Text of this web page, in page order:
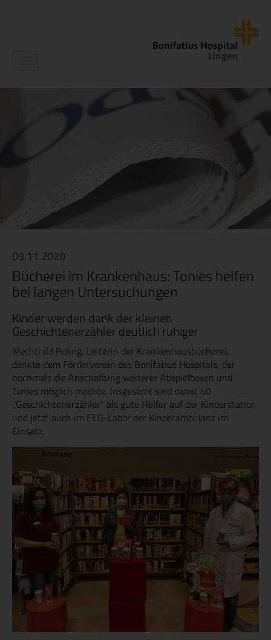
03.11.2020
Bücherei im Krankenhaus: Tonies helfen
bei langen Untersuchungen
Kinder werden dank der kleinen
Geschichtenerzähler deutlich ruhiger
Mechthild Roling, Leiterin der Krankenhausbücherei,
dankte dem Förderverein des Bonifatius Hospitals, der
nochmals die Anschaffung weiterer Abspielboxen und
Tonies möglich machte. Insgesamt sind damit 40
„Geschichtenerzähler“ als gute Helfer auf der Kinderstation
und jetzt auch im EEG-Labor der Kinderambulanz im
Einsatz.